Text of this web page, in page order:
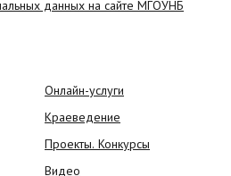
данных на сайте МГОУНБ
Онлайн-услуги
Краеведение
Проекты. Конкурсы
Видео